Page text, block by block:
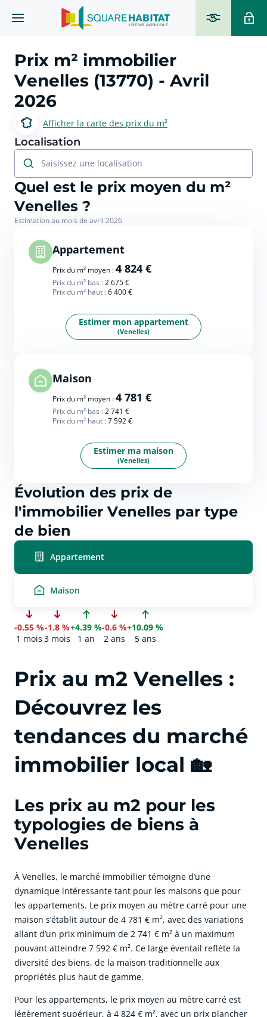
Prix m² immobilier
Venelles (13770) - Avril
2026
Afficher la carte des prix du m²
Localisation
Saisissez une localisation
Quel est le prix moyen du m²
Venelles ?
Estimation au mois de avril 2026
Appartement
Prix du m² moyen :4 824 €
Prix du m² bas :2 675 €
Prix du m² haut :6 400 €
Estimer mon appartement
(Venelles)
Maison
Prix du m² moyen :4 781 €
Prix du m² bas :2 741 €
Prix du m² haut :7 592 €
Estimer ma maison
(Venelles)
Évolution des prix de
l'immobilier Venelles par type
de bien
Appartement
Maison
-0.55 %
1 mois
-1.8 %
3 mois
+4.39 %
1 an
-0.6 %
2 ans
+10.09 %
5 ans
Prix au m2 Venelles :
Découvrez les
tendances du marché
immobilier local 🏡
Les prix au m2 pour les
typologies de biens à
Venelles
À Venelles, le marché immobilier témoigne d’une
dynamique intéressante tant pour les maisons que pour
les appartements. Le prix moyen au mètre carré pour une
maison s’établit autour de 4 781 € m², avec des variations
allant d’un prix minimum de 2 741 € m² à un maximum
pouvant atteindre 7 592 € m². Ce large éventail reflète la
diversité des biens, de la maison traditionnelle aux
propriétés plus haut de gamme.
Pour les appartements, le prix moyen au mètre carré est
légèrement supérieur, à 4 824 € m², avec un prix plancher